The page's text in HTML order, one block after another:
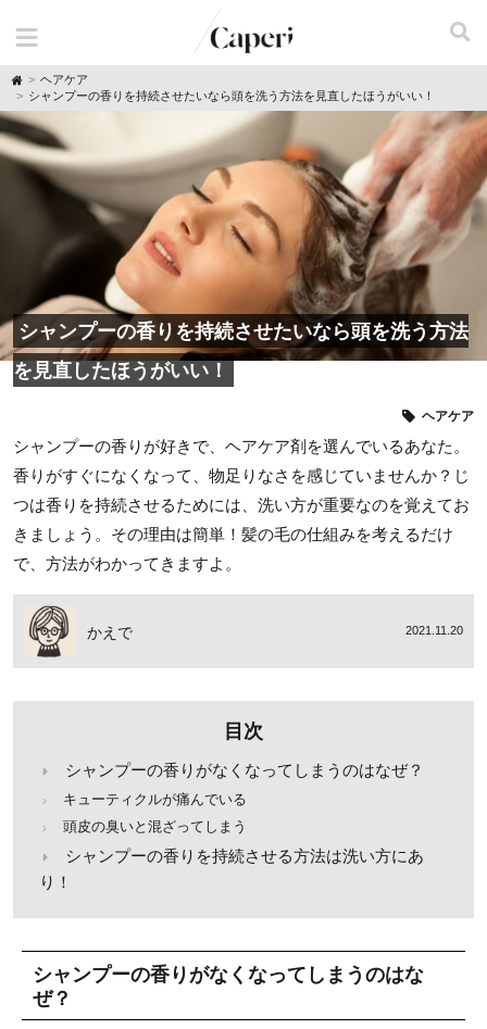
H
o
m
e
ヘアケア
シャンプーの香りを持続させたいなら頭を洗う方法を見直したほうがいい！
シャンプーの香りを持続させたいなら頭を洗う方法
を見直したほうがいい！
ヘアケア
シャンプーの香りが好きで、ヘアケア剤を選んでいるあなた。
香りがすぐになくなって、物足りなさを感じていませんか？じ
つは香りを持続させるためには、洗い方が重要なのを覚えてお
きましょう。その理由は簡単！髪の毛の仕組みを考えるだけ
で、方法がわかってきますよ。
かえで 2021.11.20
目次
シャンプーの香りがなくなってしまうのはなぜ？
キューティクルが痛んでいる
頭皮の臭いと混ざってしまう
シャンプーの香りを持続させる方法は洗い方にあ
り！
シャンプーの香りがなくなってしまうのはな
ぜ？